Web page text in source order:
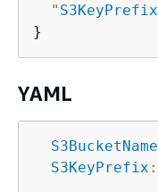
" S3KeyPrefix
YAML
S3BucketName
S3KeyPrefix :